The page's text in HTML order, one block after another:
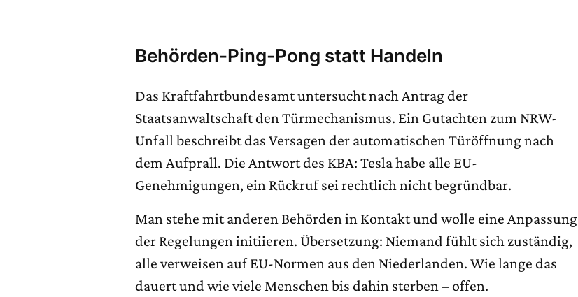
Behörden-Ping-Pong statt Handeln
Das Kraftfahrtbundesamt untersucht nach Antrag der
Staatsanwaltschaft den Türmechanismus. Ein Gutachten zum NRW-
Unfall beschreibt das Versagen der automatischen Türöffnung nach
dem Aufprall. Die Antwort des KBA: Tesla habe alle EU-
Genehmigungen, ein Rückruf sei rechtlich nicht begründbar.
Man stehe mit anderen Behörden in Kontakt und wolle eine Anpassung
der Regelungen initiieren. Übersetzung: Niemand fühlt sich zuständig,
alle verweisen auf EU-Normen aus den Niederlanden. Wie lange das
dauert und wie viele Menschen bis dahin sterben – offen.